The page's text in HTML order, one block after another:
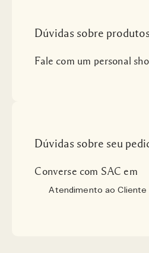
Dúvidas sobre
Fale com um personal
Dúvidas sobre seu
Converse com SAC em
Atendimento ao Cliente